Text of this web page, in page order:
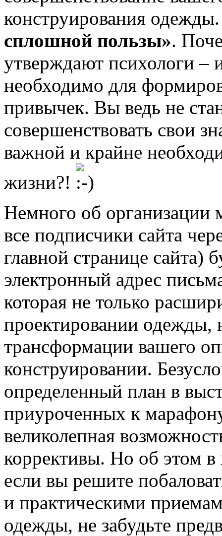
конструирования
сплошной пользы».
утверждают психологи –
необходимо для
привычек. Вы ведь не
совершенствовать свои
важной и крайне
жизни?!
Немного об организации
все подписчики сайта
главной странице сайта)
электронный адрес
которая не только
проектировании одежды,
трансформации вашего
конструировании.
определенный план в
приуроченных к
великолепная
коррективы. Но об этом
если вы решите
и практическими
одежды, не забудьте